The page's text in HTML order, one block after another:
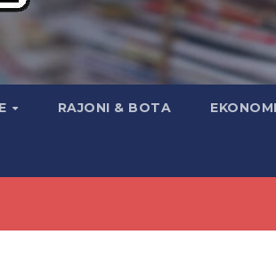
RAJONI & BOTA EKONOMI